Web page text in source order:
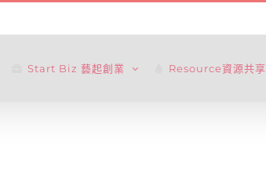
Start Biz 藝起創業 Resource資源共享